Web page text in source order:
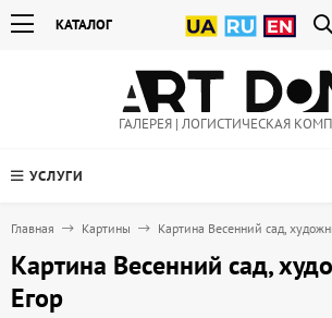
КАТАЛОГ
ГАЛЕРЕЯ | ЛОГИСТИЧЕСКАЯ
УСЛУГИ
Главная Картины Картина Весенний сад,
Картина Весенний сад,
Егор